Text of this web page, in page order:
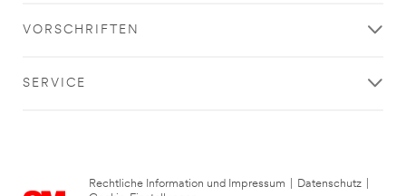
VORSCHRIFTEN
SERVICE
Rechtliche Information und Impressum Datenschutz